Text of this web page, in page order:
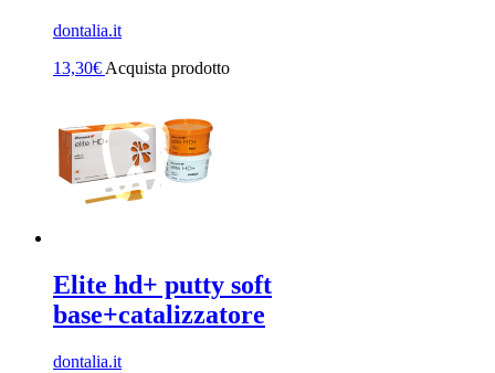
dontalia.it
13,30€ Acquista prodotto
Elite hd+ putty soft
base+catalizzatore
dontalia.it